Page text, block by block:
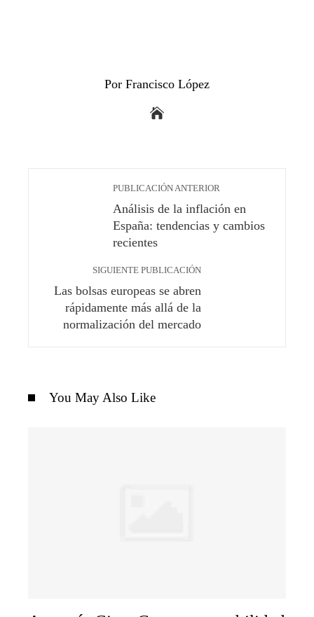
Por Francisco López
PUBLICACIÓN ANTERIOR
Análisis de la inflación en
España: tendencias y cambios
recientes
SIGUIENTE PUBLICACIÓN
Las bolsas europeas se abren
rápidamente más allá de la
normalización del mercado
You May Also Like